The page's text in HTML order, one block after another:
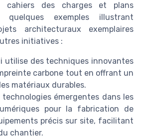
cahiers des charges et plans
quelques exemples illustrant
architecturaux exemplaires
initiatives :
utilise des techniques innovantes
carbone tout en offrant un
matériaux durables.
technologies émergentes dans les
pour la fabrication de
précis sur site, facilitant
chantier.